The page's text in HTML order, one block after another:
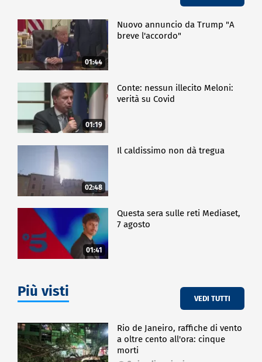
01:44
Nuovo annuncio da Trump "A
breve l'accordo"
01:19
Conte: nessun illecito Meloni:
verità su Covid
02:48
Il caldissimo non dà tregua
01:41
Questa sera sulle reti Mediaset,
7 agosto
Più visti VEDI TUTTI
Rio de Janeiro, raffiche di vento
a oltre cento all'ora: cinque
morti